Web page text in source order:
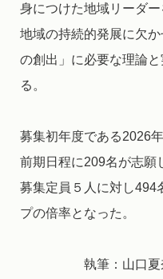
身につけた地域リーダー
地域の持続的発展に欠
の創出」に必要な理論
る。
募集初年度である2026
前期日程に209名が志願
募集定員５人に対し494
プの倍率となった。
執筆：山口夏